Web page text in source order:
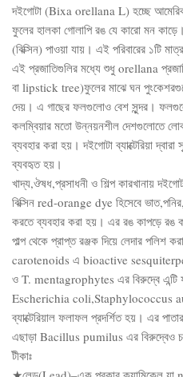
দইগোটা (Bixa orellana L) হচ্ছে
ফুলের হালকা গোলাপি রঙ যে কারো মন
(বিক্সিন) পাওয়া যায়। এই পরিবারের ১টি
এই প্রজাতিগুলির মধ্যে শুধু orellana
বা lipstick tree)ফুলের মাঝে ঘন
দেয়। এ গাছের ফলগুলোও বেশ সুন্দর।
কলম্বিয়ার মতো উন্নয়নশীল দেশগুলোতে
ব্যবহার করা হয়। দইগোটা ব্যাক্টেরিয়া
ব্যবহৃত হয়।
খাদ্য,ঔষধ,প্রসাধনী ও শিল্প কারখানায়
বিক্সিন red-orange dye হিসেবে
করতে ব্যবহার করা হয়। এর রঙ কাপড়ে রঙ
পাল্প থেকে প্রাপ্ত রঞ্জক দিয়ে লেদার পলিশ
carotenoids এ bioactive
ও T. mentagrophytes এর বিরুদ্বে এন্টি
Escherichia coli,Staphylococcus
ব্যাক্টেরিয়াল ফলাফল প্রদর্শিত হয়। এর
এছাড়া Bacillus pumilus এর বিরুদ্বেও
টীকাঃ